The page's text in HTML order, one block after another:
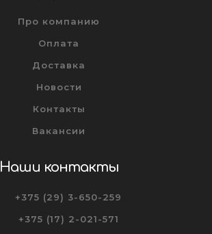
Про компанию
Оплата
Доставка
Новости
Контакты
Вакансии
Наши контакты
+375 (29) 3-650-259
+375 (17) 2-021-571